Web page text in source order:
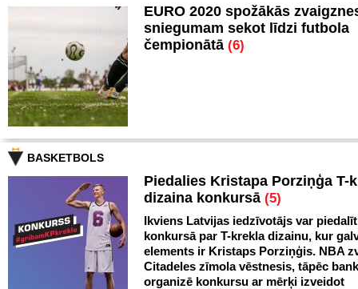
EURO 2020 spožākās
sniegumam sekot līdzi futbola
čempionātā (6)
BASKETBOLS
Piedalies Kristapa Porziņģa T-
dizaina konkursā (5)
Ikviens Latvijas iedzīvotājs var
konkursā par T-krekla dizainu, kur
elements ir Kristaps Porziņģis. NBA
Citadeles zīmola vēstnesis, tāpēc
organizē konkursu ar mērķi izveidot